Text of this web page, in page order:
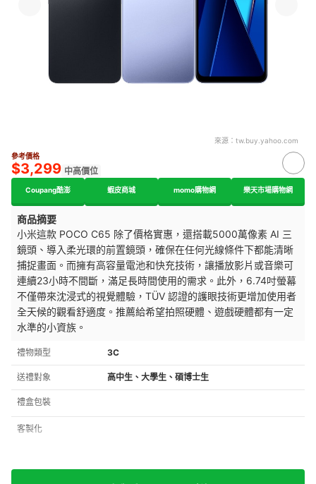
來源： tw.buy.yahoo.com
參考價格
$3,299 中高價位
Coupang酷澎 蝦皮商城 momo購物網 樂天市場購物網
商品摘要
小米這款 POCO C65 除了價格實惠，還搭載5000萬像素 AI 三
鏡頭、導入柔光環的前置鏡頭，確保在任何光線條件下都能清晰
捕捉畫面。而擁有高容量電池和快充技術，讓播放影片或音樂可
連續23小時不間斷，滿足長時間使用的需求。此外，6.74吋螢幕
不僅帶來沈浸式的視覺體驗，TÜV 認證的護眼技術更增加使用者
全天候的觀看舒適度。推薦給希望拍照硬體、遊戲硬體都有一定
水準的小資族。
禮物類型 3C
送禮對象 高中生、大學生、碩博士生
禮盒包裝
客製化